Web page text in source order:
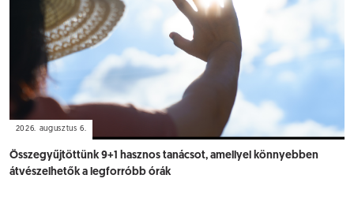
2026. augusztus 6.
Összegyűjtöttünk 9+1 hasznos tanácsot, amellyel könnyebben
átvészelhetők a legforróbb órák